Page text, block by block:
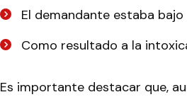
El demandante estaba
Como resultado a la
Es importante destacar que,